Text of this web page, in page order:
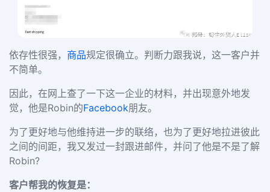
依存性很强， 商品规定很确立。判断力跟我说，这一客户并
不简单。
因此，在网上查了一下这一企业的材料，并出现意外地发
觉，他是Robin的Facebook朋友。
为了更好地与他维持进一步的联络，也为了更好地拉进彼此
之间的间距，我又发过一封跟进邮件，并问了他是不是了解
Robin?
客户帮我的恢复是：